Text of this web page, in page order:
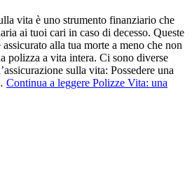
vita è uno strumento finanziario che
ai tuoi cari in caso di decesso. Queste
alla tua morte a meno che non
polizza a vita intera. Ci sono diverse
sulla vita: Possedere una
Continua a leggere Polizze Vita: una